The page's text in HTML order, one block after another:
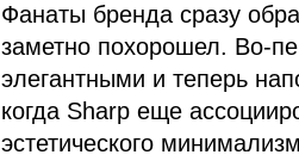
Фанаты бренда сразу
заметно похорошел. Во-
элегантными и теперь
когда Sharp еще
эстетического